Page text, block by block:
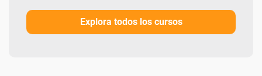
Explora todos los cursos